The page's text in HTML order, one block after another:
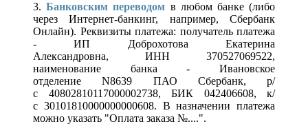
3.Банковским переводом в любом банке (либо
через Интернет-банкинг, например, Сбербанк
Онлайн). Реквизиты платежа: получатель платежа
- ИП Доброхотова Екатерина
Александровна, ИНН 370527069522,
наименование банка - Ивановское
отделение N8639 ПАО Сбербанк, р/
с 40802810117000002738, БИК 042406608, к/
с 30101810000000000608. В назначении платежа
можно указать "Оплата заказа №....".